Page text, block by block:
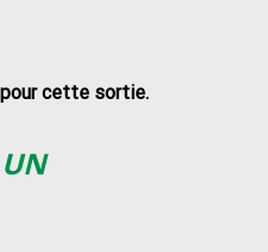
cette sortie.